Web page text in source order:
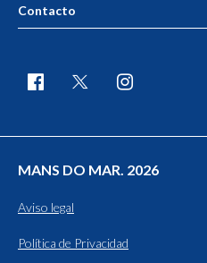
Contacto
MANS DO MAR. 2026
Aviso legal
Política de Privacidad